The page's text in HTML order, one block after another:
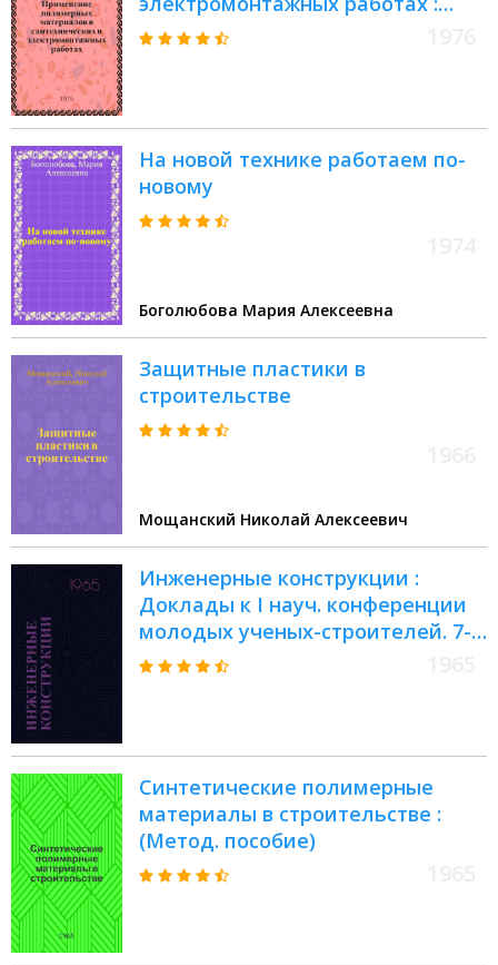
Обзор : Сборник
На новой технике работаем по-
новому
Боголюбова Мария Алексеевна
Защитные пластики в
строительстве
Мощанский Николай Алексеевич
Инженерные конструкции :
Доклады к I науч. конференции
молодых ученых-строителей. 7-
21 июня 1965 г. Ленинград
Синтетические полимерные
материалы в строительстве :
(Метод. пособие)